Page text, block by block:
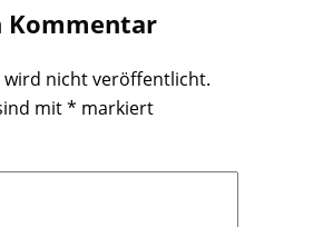
Kommentar
wird nicht veröffentlicht.
mit* markiert